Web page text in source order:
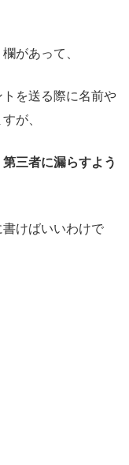
があって、
を送る際に名前や
が、
三者に漏らすよう
けばいいわけで